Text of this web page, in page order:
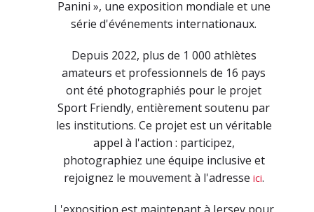
Panini », une exposition mondiale et une
série d'événements internationaux.
Depuis 2022, plus de 1 000 athlètes
amateurs et professionnels de 16 pays
ont été photographiés pour le projet
Sport Friendly, entièrement soutenu par
les institutions. Ce projet est un véritable
appel à l'action : participez,
photographiez une équipe inclusive et
rejoignez le mouvement à l'adresse ici.